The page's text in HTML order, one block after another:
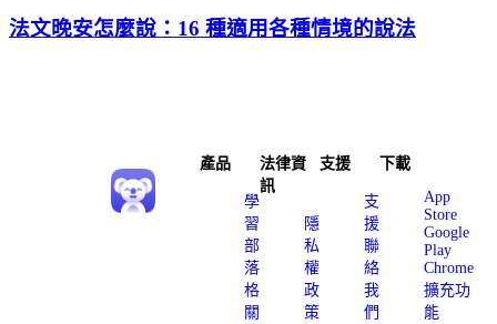
法文晚安怎麼說：16 種適用各種情境的說法
產品
學
習
部
落
格
關
法律資
訊
隱
私
權
政
策
支援
支
援
聯
絡
我
們
下載
App
Store
Google
Play
Chrome
擴充功
能